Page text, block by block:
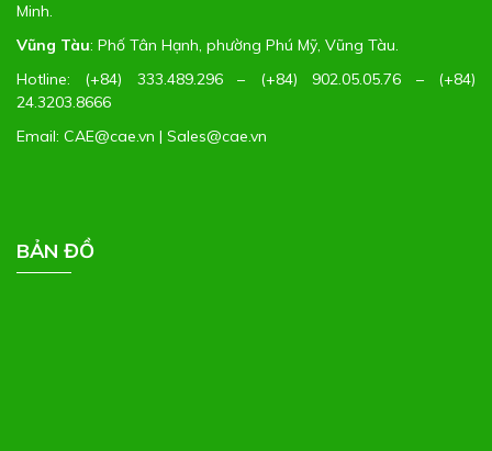
Minh.
Vũng Tàu: Phố Tân Hạnh, phường Phú Mỹ, Vũng Tàu.
Hotline: (+84) 333.489.296 – (+84) 902.05.05.76 – (+84)
24.3203.8666
Email: CAE@cae.vn | Sales@cae.vn
BẢN ĐỒ